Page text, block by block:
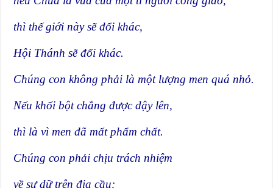
thì thế giới này sẽ đổi khác,
Hội Thánh sẽ đổi khác.
Chúng con không phải là một lượng men quá nhỏ.
Nếu khối bột chẳng được dậy lên,
thì là vì men đã mất phẩm chất.
Chúng con phải chịu trách nhiệm
về sự dữ trên địa cầu: